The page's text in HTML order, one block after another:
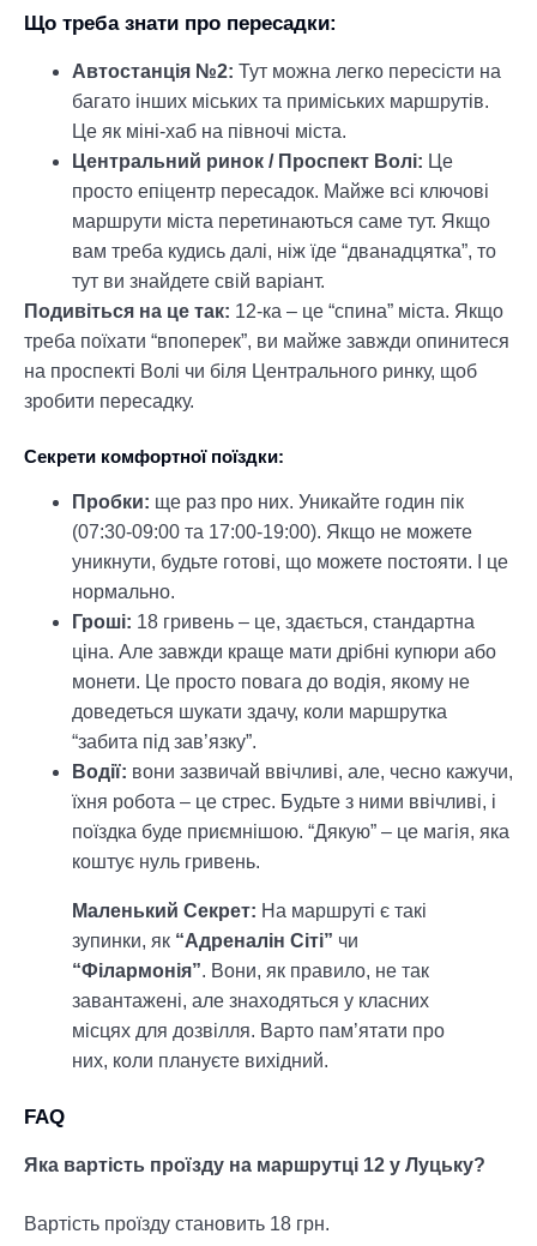
Що треба знати про пересадки:
Автостанція №2: Тут можна легко пересісти на
багато інших міських та приміських маршрутів.
Це як міні-хаб на півночі міста.
Центральний ринок / Проспект Волі: Це
просто епіцентр пересадок. Майже всі ключові
маршрути міста перетинаються саме тут. Якщо
вам треба кудись далі, ніж їде “дванадцятка”, то
тут ви знайдете свій варіант.
Подивіться на це так: 12-ка – це “спина” міста. Якщо
треба поїхати “впоперек”, ви майже завжди опинитеся
на проспекті Волі чи біля Центрального ринку, щоб
зробити пересадку.
Секрети комфортної поїздки:
Пробки: ще раз про них. Уникайте годин пік
(07:30-09:00 та 17:00-19:00). Якщо не можете
уникнути, будьте готові, що можете постояти. І це
нормально.
Гроші: 18 гривень – це, здається, стандартна
ціна. Але завжди краще мати дрібні купюри або
монети. Це просто повага до водія, якому не
доведеться шукати здачу, коли маршрутка
“забита під зав’язку”.
Водії: вони зазвичай ввічливі, але, чесно кажучи,
їхня робота – це стрес. Будьте з ними ввічливі, і
поїздка буде приємнішою. “Дякую” – це магія, яка
коштує нуль гривень.
Маленький Секрет: На маршруті є такі
зупинки, як “Адреналін Сіті” чи
“Філармонія”. Вони, як правило, не так
завантажені, але знаходяться у класних
місцях для дозвілля. Варто пам’ятати про
них, коли плануєте вихідний.
FAQ
Яка вартість проїзду на маршрутці 12 у Луцьку?
Вартість проїзду становить 18 грн.